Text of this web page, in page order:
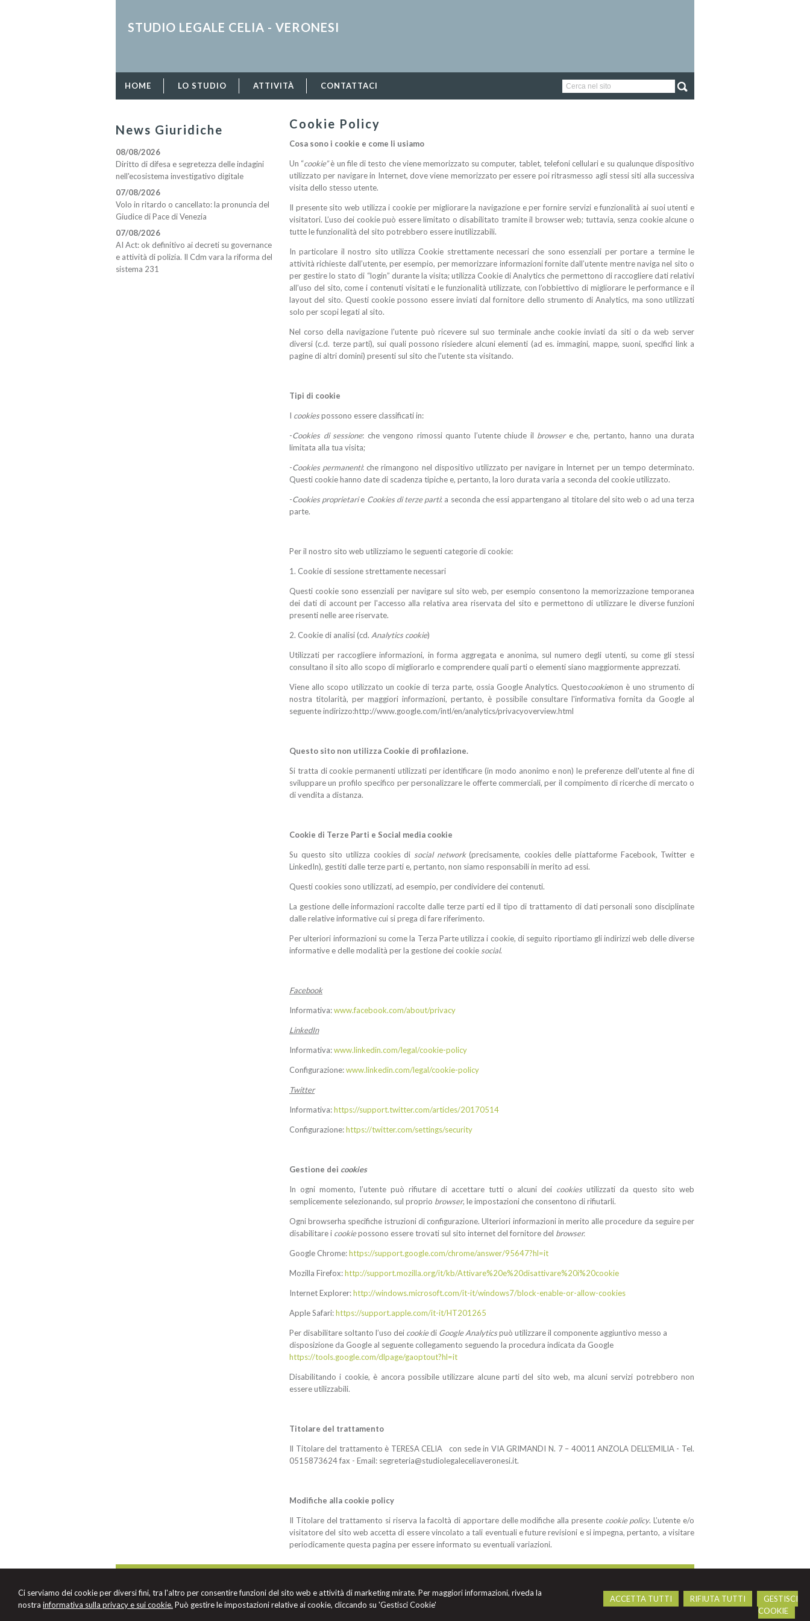
Ci serviamo dei cookie per diversi fini, tra l'altro per consentire funzioni del sito web e attività di marketing mirate. Per maggiori informazioni, riveda la
nostra informativa sulla privacy e sui cookie. Può gestire le impostazioni relative ai cookie, cliccando su 'Gestisci Cookie'
ACCETTA TUTTI RIFIUTA TUTTI
GESTISCI
COOKIE
STUDIO LEGALE CELIA - VERONESI
HOME LO STUDIO ATTIVITÀ CONTATTACI
Cookie Policy
Cosa sono i cookie e come li usiamo
Un “cookie”è un file di testo che viene memorizzato su computer, tablet, telefoni cellulari e su qualunque dispositivo
utilizzato per navigare in Internet, dove viene memorizzato per essere poi ritrasmesso agli stessi siti alla successiva
visita dello stesso utente.
Il presente sito web utilizza i cookie per migliorare la navigazione e per fornire servizi e funzionalità ai suoi utenti e
visitatori. L’uso dei cookie può essere limitato o disabilitato tramite il browser web; tuttavia, senza cookie alcune o
tutte le funzionalità del sito potrebbero essere inutilizzabili.
In particolare il nostro sito utilizza Cookie strettamente necessari che sono essenziali per portare a termine le
attività richieste dall’utente, per esempio, per memorizzare informazioni fornite dall’utente mentre naviga nel sito o
per gestire lo stato di “login” durante la visita; utilizza Cookie di Analytics che permettono di raccogliere dati relativi
all’uso del sito, come i contenuti visitati e le funzionalità utilizzate, con l’obbiettivo di migliorare le performance e il
layout del sito. Questi cookie possono essere inviati dal fornitore dello strumento di Analytics, ma sono utilizzati
solo per scopi legati al sito.
Nel corso della navigazione l'utente può ricevere sul suo terminale anche cookie inviati da siti o da web server
diversi (c.d. terze parti), sui quali possono risiedere alcuni elementi (ad es. immagini, mappe, suoni, specifici link a
pagine di altri domini) presenti sul sito che l'utente sta visitando.
Tipi di cookie
I cookiespossono essere classificati in:
-Cookies di sessione: che vengono rimossi quanto l’utente chiude il browsere che, pertanto, hanno una durata
limitata alla tua visita;
-Cookies permanenti: che rimangono nel dispositivo utilizzato per navigare in Internet per un tempo determinato.
Questi cookie hanno date di scadenza tipiche e, pertanto, la loro durata varia a seconda del cookie utilizzato.
-Cookies proprietarie Cookies di terze parti: a seconda che essi appartengano al titolare del sito web o ad una terza
parte.
Per il nostro sito web utilizziamo le seguenti categorie di cookie:
1. Cookie di sessione strettamente necessari
Questi cookie sono essenziali per navigare sul sito web, per esempio consentono la memorizzazione temporanea
dei dati di account per l'accesso alla relativa area riservata del sito e permettono di utilizzare le diverse funzioni
presenti nelle aree riservate.
2. Cookie di analisi (cd. Analytics cookie)
Utilizzati per raccogliere informazioni, in forma aggregata e anonima, sul numero degli utenti, su come gli stessi
consultano il sito allo scopo di migliorarlo e comprendere quali parti o elementi siano maggiormente apprezzati.
Viene allo scopo utilizzato un cookie di terza parte, ossia Google Analytics. Questocookienon è uno strumento di
nostra titolarità, per maggiori informazioni, pertanto, è possibile consultare l'informativa fornita da Google al
seguente indirizzo:http://www.google.com/intl/en/analytics/privacyoverview.html
Questo sito non utilizza Cookie di profilazione.
Si tratta di cookie permanenti utilizzati per identificare (in modo anonimo e non) le preferenze dell'utente al fine di
sviluppare un profilo specifico per personalizzare le offerte commerciali, per il compimento di ricerche di mercato o
di vendita a distanza.
Cookie di Terze Parti e Social media cookie
Su questo sito utilizza cookies di social network(precisamente, cookies delle piattaforme Facebook, Twitter e
LinkedIn), gestiti dalle terze parti e, pertanto, non siamo responsabili in merito ad essi.
Questi cookies sono utilizzati, ad esempio, per condividere dei contenuti.
La gestione delle informazioni raccolte dalle terze parti ed il tipo di trattamento di dati personali sono disciplinate
dalle relative informative cui si prega di fare riferimento.
Per ulteriori informazioni su come la Terza Parte utilizza i cookie, di seguito riportiamo gli indirizzi web delle diverse
informative e delle modalità per la gestione dei cookie social.
Facebook
Informativa:www.facebook.com/about/privacy
LinkedIn
Informativa:www.linkedin.com/legal/cookie-policy
Configurazione:www.linkedin.com/legal/cookie-policy
Twitter
Informativa:https://support.twitter.com/articles/20170514
Configurazione:https://twitter.com/settings/security
Gestione dei cookies
In ogni momento, l’utente può rifiutare di accettare tutti o alcuni dei cookies utilizzati da questo sito web
semplicemente selezionando, sul proprio browser, le impostazioni che consentono di rifiutarli.
Ogni browserha specifiche istruzioni di configurazione. Ulteriori informazioni in merito alle procedure da seguire per
disabilitare i cookiepossono essere trovati sul sito internet del fornitore del browser.
Google Chrome:https://support.google.com/chrome/answer/95647?hl=it
Mozilla Firefox:http://support.mozilla.org/it/kb/Attivare%20e%20disattivare%20i%20cookie
Internet Explorer:http://windows.microsoft.com/it-it/windows7/block-enable-or-allow-cookies
Apple Safari:https://support.apple.com/it-it/HT201265
Per disabilitare soltanto l’uso dei cookiedi Google Analyticspuò utilizzare il componente aggiuntivo messo a
disposizione da Google al seguente collegamento seguendo la procedura indicata da Google
https://tools.google.com/dlpage/gaoptout?hl=it
Disabilitando i cookie, è ancora possibile utilizzare alcune parti del sito web, ma alcuni servizi potrebbero non
essere utilizzabili.
Titolare del trattamento
Il Titolare del trattamento è TERESA CELIA con sede in VIA GRIMANDI N. 7 – 40011 ANZOLA DELL'EMILIA - Tel.
0515873624 fax - Email: segreteria@studiolegaleceliaveronesi.it.
Modifiche alla cookie policy
Il Titolare del trattamento si riserva la facoltà di apportare delle modifiche alla presente cookie policy. L’utente e/o
visitatore del sito web accetta di essere vincolato a tali eventuali e future revisioni e si impegna, pertanto, a visitare
periodicamente questa pagina per essere informato su eventuali variazioni.
News Giuridiche
08/08/2026
Diritto di difesa e segretezza delle indagini
nell'ecosistema investigativo digitale
07/08/2026
Volo in ritardo o cancellato: la pronuncia del
Giudice di Pace di Venezia
07/08/2026
AI Act: ok definitivo ai decreti su governance
e attività di polizia. Il Cdm vara la riforma del
sistema 231
Via Grimandi, 7 - Anzola dell'Emilia40011,BO
Tel.051/5873624 Fax051/0393280